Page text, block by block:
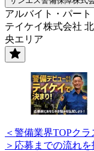
アルバイト・パート
テイケイ株式会社
央エリア
＜警備業界TOPク
＞応募までの流れ